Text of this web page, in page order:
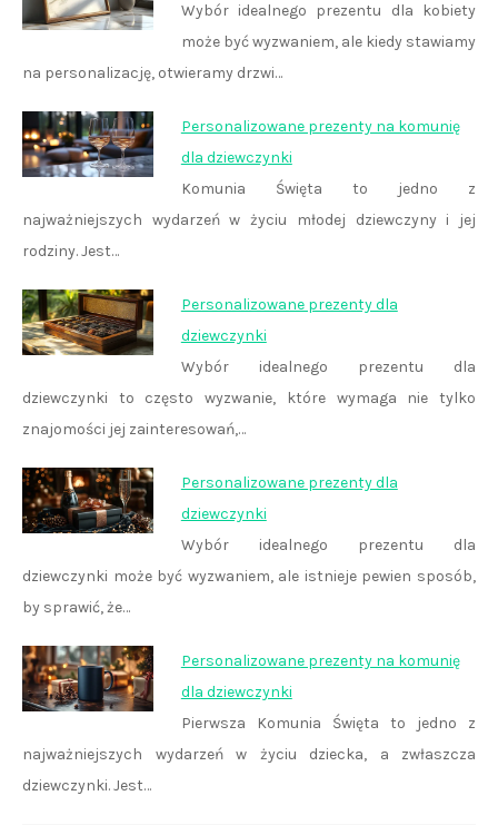
Wybór idealnego prezentu dla kobiety
może być wyzwaniem, ale kiedy stawiamy
na personalizację, otwieramy drzwi…
Personalizowane prezenty na komunię
dla dziewczynki
Komunia Święta to jedno z
najważniejszych wydarzeń w życiu młodej dziewczyny i jej
rodziny. Jest…
Personalizowane prezenty dla
dziewczynki
Wybór idealnego prezentu dla
dziewczynki to często wyzwanie, które wymaga nie tylko
znajomości jej zainteresowań,…
Personalizowane prezenty dla
dziewczynki
Wybór idealnego prezentu dla
dziewczynki może być wyzwaniem, ale istnieje pewien sposób,
by sprawić, że…
Personalizowane prezenty na komunię
dla dziewczynki
Pierwsza Komunia Święta to jedno z
najważniejszych wydarzeń w życiu dziecka, a zwłaszcza
dziewczynki. Jest…